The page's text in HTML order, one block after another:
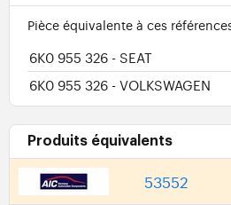
Pièce équivalente à ces
6K0 955 326 - SEAT
6K0 955 326 - VOLKSWAGEN
Produits équivalents
53552